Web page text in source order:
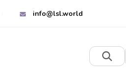
info@lsl.world
Over